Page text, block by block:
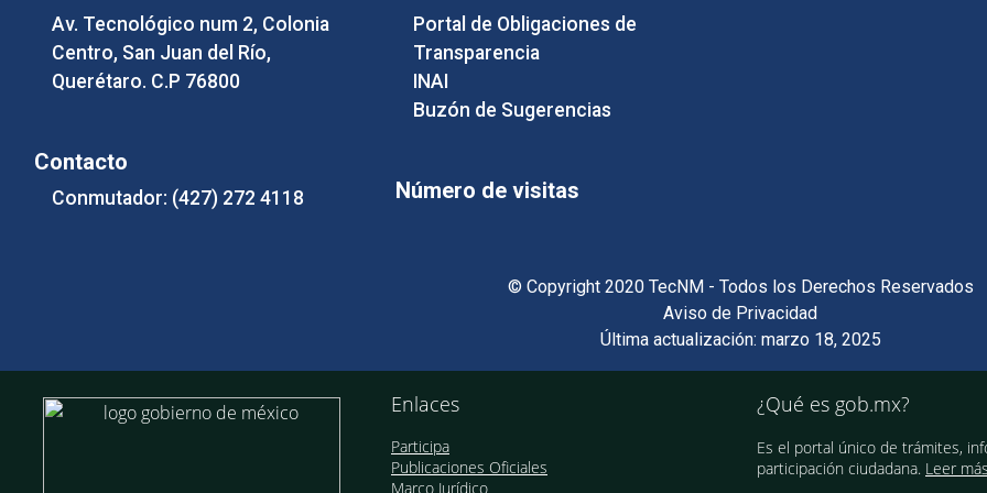
Av. Tecnológico num 2, Colonia
Centro, San Juan del Río,
Querétaro. C.P 76800
Contacto
Conmutador: (427) 272 4118
Portal de Obligaciones de
Transparencia
INAI
Buzón de Sugerencias
Número de visitas
© Copyright 2020 TecNM - Todos los Derechos Reservados
Aviso de Privacidad
Última actualización: marzo 18, 2025
Enlaces
Participa
Publicaciones Oficiales
Marco Jurídico
¿Qué es gob.mx?
Es el portal único de trámites,
participación ciudadana. Leer más